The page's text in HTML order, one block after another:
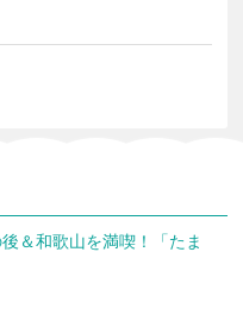
＆和歌山を満喫！「たま